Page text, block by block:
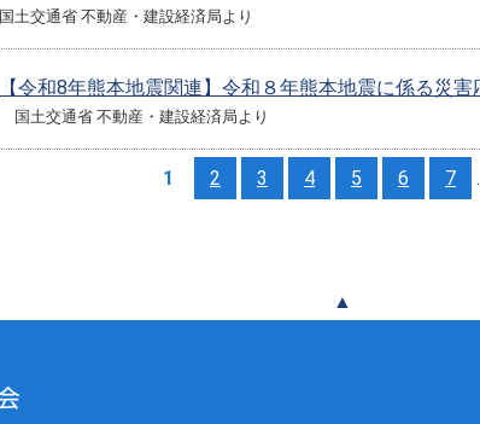
国土交通省 不動産・建設経済局より
【令和8年熊本地震関連】令和８年熊本地震に係る災
国土交通省 不動産・建設経済局より
1 2 3 4 5 6 7
▲